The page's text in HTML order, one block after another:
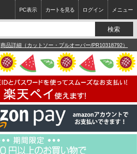
ログイン メニュー
カートを見る
PC表示
商品詳細（カットソー・プルオーバー/PR10318792）